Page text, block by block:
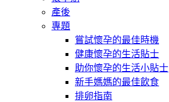
產後
專題
嘗試懷孕的最佳時機
健康懷孕的生活貼士
助你懷孕的生活小貼士
新手媽媽的最佳飲食
排卵指南